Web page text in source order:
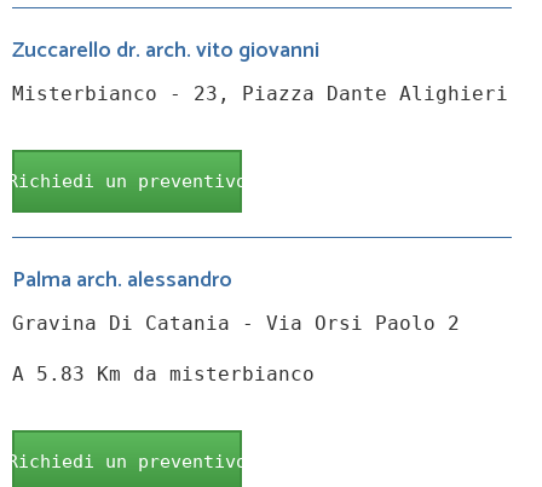
Zuccarello dr. arch. vito giovanni
Misterbianco - 23, Piazza Dante Alighieri
Richiedi un preventivo
Palma arch. alessandro
Gravina Di Catania - Via Orsi Paolo 2
A 5.83 Km da misterbianco
Richiedi un preventivo